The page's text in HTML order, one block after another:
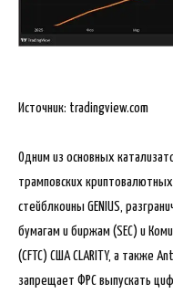
Источник: tradingview.com
Одним из основных
трамповских
стейблкоины GENIUS,
бумагам и биржам (SEC) и
(CFTC) США CLARITY, а также
запрещает ФРС выпускать